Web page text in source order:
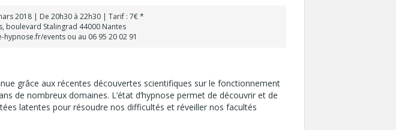
2018 | De 20h30 à 22h30 | Tarif : 7€ *
boulevard Stalingrad 44000 Nantes
events ou au 06 95 20 02 91
grâce aux récentes découvertes scientifiques sur le fonctionnement
de nombreux domaines. L’état d’hypnose permet de découvrir et de
latentes pour résoudre nos difficultés et réveiller nos facultés